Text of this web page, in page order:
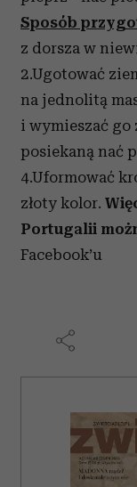
Sposób
z dorsza w
2.Ugotować
na jednolitą
i wymieszać go
posiekaną nać
4.Uformować
złoty kolor.
Portugalii
Facebook’u